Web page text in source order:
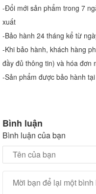
-Đổi mới sản phẩm trong 7
xuất
-Bảo hành 24 tháng kể từ
-Khi bảo hành, khách hàng
đầy đủ thông tin) và hóa đơn
-Sản phẩm được bảo hành
Bình luận
Bình luận của bạn